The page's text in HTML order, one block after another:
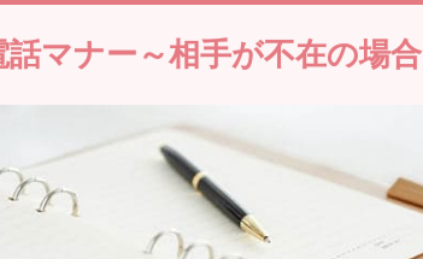
話マナー～相手が不在の場合